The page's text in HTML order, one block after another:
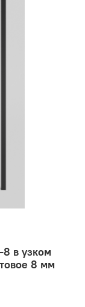
в узком
8 мм